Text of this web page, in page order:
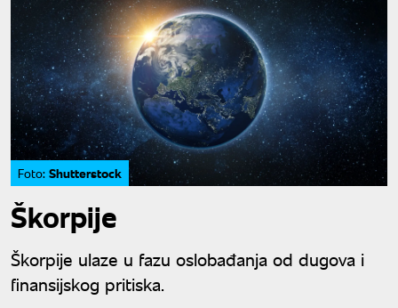
Foto: Shutterstock
Škorpije
Škorpije ulaze u fazu oslobađanja od dugova i
finansijskog pritiska.